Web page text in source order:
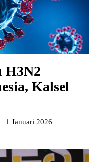
H3N2
Kalsel
1 Januari 2026